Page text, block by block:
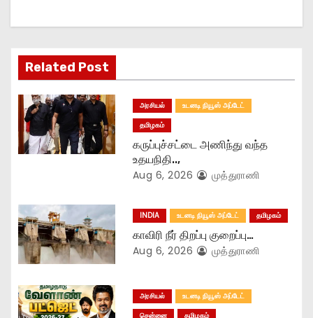
g
a
t
i
o
Related Post
அரசியல்
உடனடி நியூஸ் அப்டேட்
தமிழகம்
கருப்புச்சட்டை அணிந்து வந்த
உதயநிதி..,
Aug 6, 2026 முத்துராணி
INDIA உடனடி நியூஸ் அப்டேட் தமிழகம்
காவிரி நீர் திறப்பு குறைப்பு…
Aug 6, 2026 முத்துராணி
அரசியல்
உடனடி நியூஸ் அப்டேட்
சென்னை
தமிழகம்